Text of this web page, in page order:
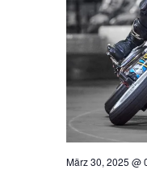
März 30, 2025 @